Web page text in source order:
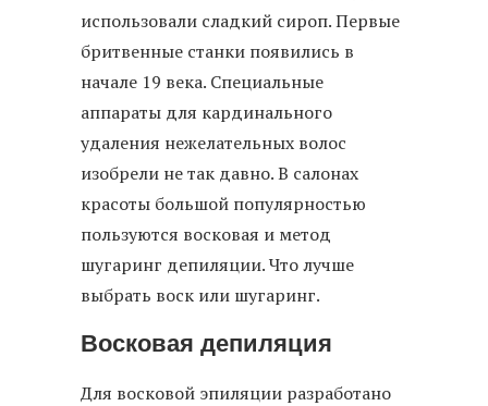
использовали сладкий сироп. Первые
бритвенные станки появились в
начале 19 века. Специальные
аппараты для кардинального
удаления нежелательных волос
изобрели не так давно. В салонах
красоты большой популярностью
пользуются восковая и метод
шугаринг депиляции. Что лучше
выбрать воск или шугаринг.
Восковая депиляция
Для восковой эпиляции разработано